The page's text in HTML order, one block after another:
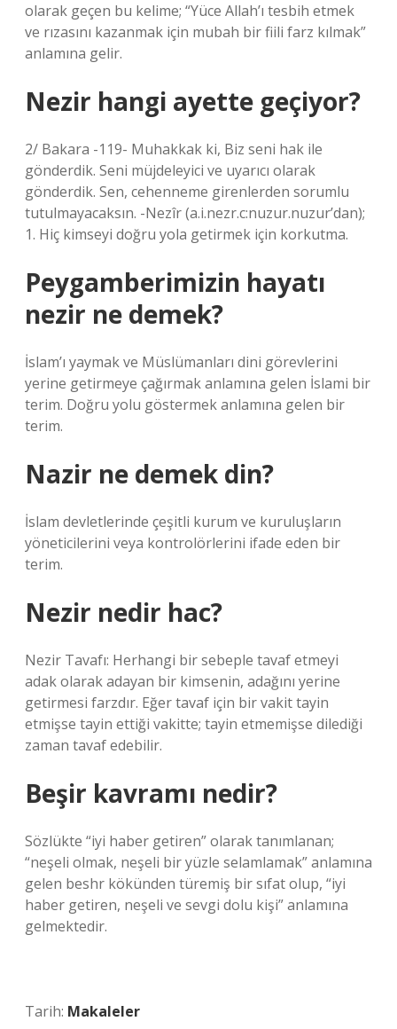
olarak geçen bu kelime; “Yüce Allah’ı tesbih etmek
ve rızasını kazanmak için mubah bir fiili farz kılmak”
anlamına gelir.
Nezir hangi ayette geçiyor?
2/ Bakara -119- Muhakkak ki, Biz seni hak ile
gönderdik. Seni müjdeleyici ve uyarıcı olarak
gönderdik. Sen, cehenneme girenlerden sorumlu
tutulmayacaksın. -Nezîr (a.i.nezr.c:nuzur.nuzur’dan);
1. Hiç kimseyi doğru yola getirmek için korkutma.
Peygamberimizin hayatı
nezir ne demek?
İslam’ı yaymak ve Müslümanları dini görevlerini
yerine getirmeye çağırmak anlamına gelen İslami bir
terim. Doğru yolu göstermek anlamına gelen bir
terim.
Nazir ne demek din?
İslam devletlerinde çeşitli kurum ve kuruluşların
yöneticilerini veya kontrolörlerini ifade eden bir
terim.
Nezir nedir hac?
Nezir Tavafı: Herhangi bir sebeple tavaf etmeyi
adak olarak adayan bir kimsenin, adağını yerine
getirmesi farzdır. Eğer tavaf için bir vakit tayin
etmişse tayin ettiği vakitte; tayin etmemişse dilediği
zaman tavaf edebilir.
Beşir kavramı nedir?
Sözlükte “iyi haber getiren” olarak tanımlanan;
“neşeli olmak, neşeli bir yüzle selamlamak” anlamına
gelen beshr kökünden türemiş bir sıfat olup, “iyi
haber getiren, neşeli ve sevgi dolu kişi” anlamına
gelmektedir.
Tarih: Makaleler